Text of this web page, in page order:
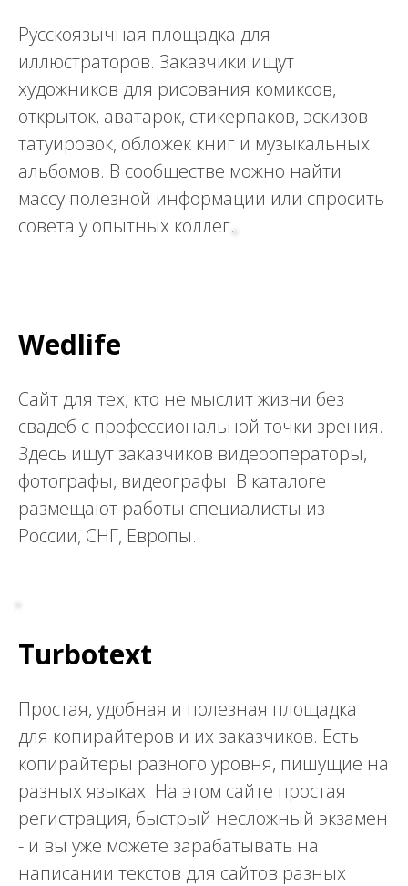
Русскоязычная площадка для
иллюстраторов. Заказчики ищут
художников для рисования комиксов,
открыток, аватарок, стикерпаков, эскизов
татуировок, обложек книг и музыкальных
альбомов. В сообществе можно найти
массу полезной информации или спросить
совета у опытных коллег.
Wedlife
Сайт для тех, кто не мыслит жизни без
свадеб с профессиональной точки зрения.
Здесь ищут заказчиков видеооператоры,
фотографы, видеографы. В каталоге
размещают работы специалисты из
России, СНГ, Европы.
Turbotext
Простая, удобная и полезная площадка
для копирайтеров и их заказчиков. Есть
копирайтеры разного уровня, пишущие на
разных языках. На этом сайте простая
регистрация, быстрый несложный экзамен
- и вы уже можете зарабатывать на
написании текстов для сайтов разных